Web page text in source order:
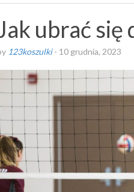
ubrać się
123koszulki- 10 grudnia, 2023